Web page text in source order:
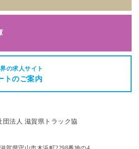
の求人サイト
トのご案内